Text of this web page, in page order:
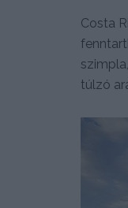
Costa
túlzó